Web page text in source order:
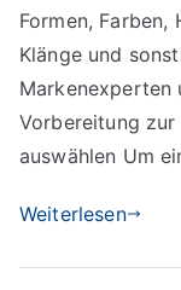
Formen, Farben,
Klänge und
Markenexperten
Vorbereitung
auswählen Um
Weiterlesen